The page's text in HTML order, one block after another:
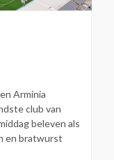
Arminia
club van
beleven als
en bratwurst